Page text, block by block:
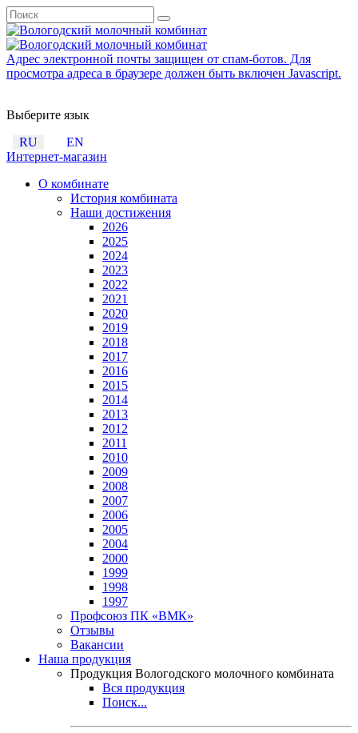
Адрес электронной почты защищен от спам-ботов. Для
просмотра адреса в браузере должен быть включен Javascript.
Выберите язык
RU
EN
Интернет-магазин
О комбинате
История комбината
Наши достижения
2026
2025
2024
2023
2022
2021
2020
2019
2018
2017
2016
2015
2014
2013
2012
2011
2010
2009
2008
2007
2006
2005
2004
2000
1999
1998
1997
Профсоюз ПК «ВМК»
Отзывы
Вакансии
Наша продукция
Продукция Вологодского молочного комбината
Вся продукция
Поиск...